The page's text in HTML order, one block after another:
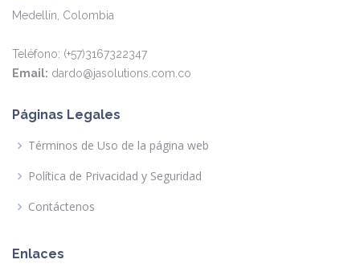
Medellín, Colombia
Teléfono: (+57)3167322347
Email: dardo@jasolutions.com.co
Páginas Legales
Términos de Uso de la página web
Política de Privacidad y Seguridad
Contáctenos
Enlaces